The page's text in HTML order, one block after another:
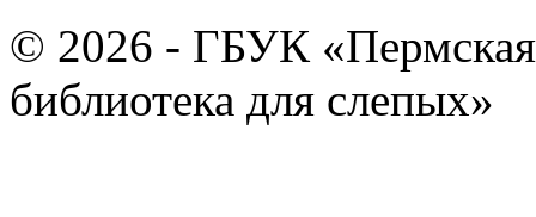
© 2026 - ГБУК «Пермская
библиотека для слепых»